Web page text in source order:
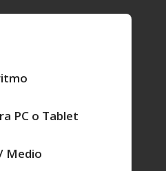
PC o Tablet
Medio